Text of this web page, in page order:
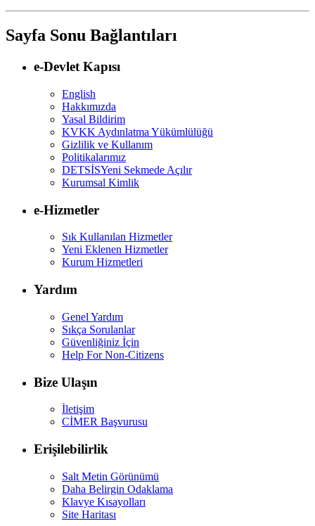
Sayfa Sonu Bağlantıları
e-Devlet Kapısı
English
Hakkımızda
Yasal Bildirim
KVKK Aydınlatma Yükümlülüğü
Gizlilik ve Kullanım
Politikalarımız
DETSİSYeni Sekmede Açılır
Kurumsal Kimlik
e-Hizmetler
Sık Kullanılan Hizmetler
Yeni Eklenen Hizmetler
Kurum Hizmetleri
Yardım
Genel Yardım
Sıkça Sorulanlar
Güvenliğiniz İçin
Help For Non-Citizens
Bize Ulaşın
İletişim
CİMER Başvurusu
Erişilebilirlik
Salt Metin Görünümü
Daha Belirgin Odaklama
Klavye Kısayolları
Site Haritası